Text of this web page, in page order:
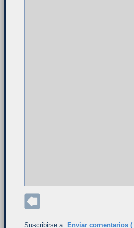
Suscribirse a: Enviar comentarios